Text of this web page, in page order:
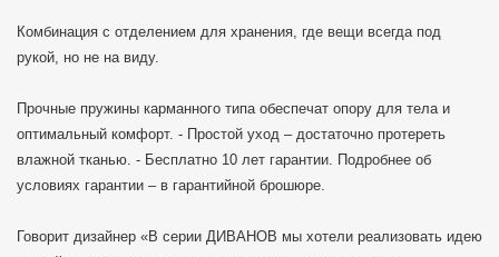
Комбинация с отделением для хранения, где вещи всегда под
рукой, но не на виду.
Прочные пружины карманного типа обеспечат опору для тела и
оптимальный комфорт. - Простой уход – достаточно протереть
влажной тканью. - Бесплатно 10 лет гарантии. Подробнее об
условиях гарантии – в гарантийной брошюре.
Говорит дизайнер «В серии ДИВАНОВ мы хотели реализовать идею